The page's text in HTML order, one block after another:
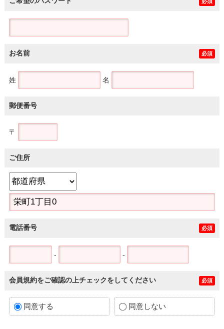
お名前 必須
姓 名
郵便番号
〒
ご住所
電話番号 必須
- -
会員規約をご確認の上チェックをしてください 必須
同意する 同意しない